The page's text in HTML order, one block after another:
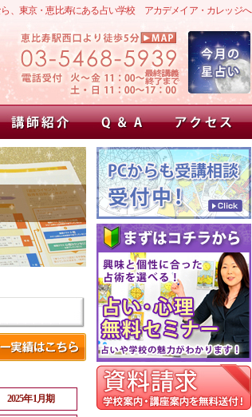
、東京・恵比寿にある占い学校 アカデメイア・カレッジへ
2025年1月期